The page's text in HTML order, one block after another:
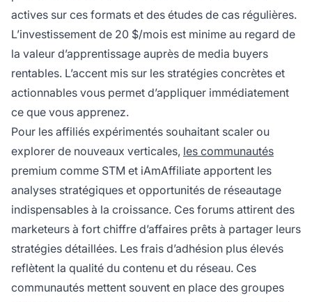
actives sur ces formats et des études de cas régulières.
L’investissement de 20 $/mois est minime au regard de
la valeur d’apprentissage auprès de media buyers
rentables. L’accent mis sur les stratégies concrètes et
actionnables vous permet d’appliquer immédiatement
ce que vous apprenez.
Pour les affiliés expérimentés souhaitant scaler ou
explorer de nouveaux verticales, les communautés
premium comme STM et iAmAffiliate apportent les
analyses stratégiques et opportunités de réseautage
indispensables à la croissance. Ces forums attirent des
marketeurs à fort chiffre d’affaires prêts à partager leurs
stratégies détaillées. Les frais d’adhésion plus élevés
reflètent la qualité du contenu et du réseau. Ces
communautés mettent souvent en place des groupes